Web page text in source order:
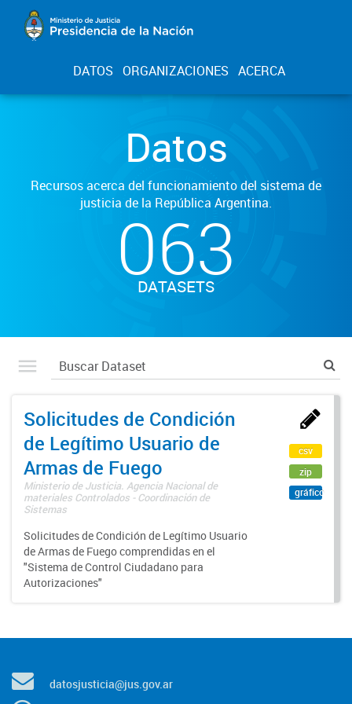
DATOS ORGANIZACIONES ACERCA
Datos
Recursos acerca del funcionamiento del sistema de
justicia de la República Argentina.
063
DATASETS
Solicitudes de Condición
de Legítimo Usuario de
Armas de Fuego
Ministerio de Justicia. Agencia Nacional de
materiales Controlados - Coordinación de
Sistemas
Solicitudes de Condición de Legítimo Usuario
de Armas de Fuego comprendidas en el
"Sistema de Control Ciudadano para
Autorizaciones"
csv
zip
gráfico
datosjusticia@jus.gov.ar